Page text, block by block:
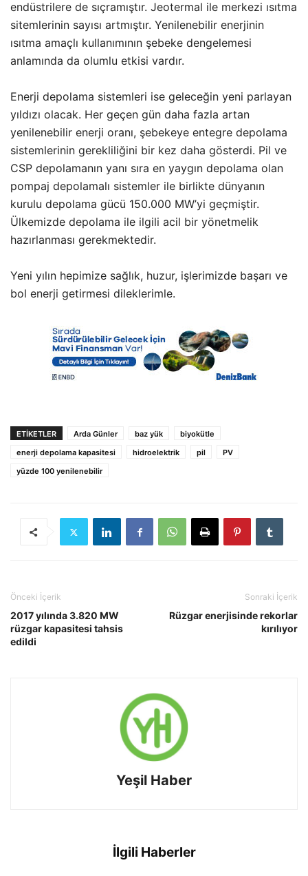
endüstrilere de sıçramıştır. Jeotermal ile merkezi ısıtma
sitemlerinin sayısı artmıştır. Yenilenebilir enerjinin
ısıtma amaçlı kullanımının şebeke dengelemesi
anlamında da olumlu etkisi vardır.
Enerji depolama sistemleri ise geleceğin yeni parlayan
yıldızı olacak. Her geçen gün daha fazla artan
yenilenebilir enerji oranı, şebekeye entegre depolama
sistemlerinin gerekliliğini bir kez daha gösterdi. Pil ve
CSP depolamanın yanı sıra en yaygın depolama olan
pompaj depolamalı sistemler ile birlikte dünyanın
kurulu depolama gücü 150.000 MW’yi geçmiştir.
Ülkemizde depolama ile ilgili acil bir yönetmelik
hazırlanması gerekmektedir.
Yeni yılın hepimize sağlık, huzur, işlerimizde başarı ve
bol enerji getirmesi dileklerimle.
ETIKETLER Arda Günler baz yük
biyokütle
enerji depolama kapasitesi
hidroelektrik pil
PV
yüzde 100 yenilenebilir
Önceki İçerik
2017 yılında 3.820 MW
rüzgar kapasitesi tahsis
edildi
Sonraki İçerik
Rüzgar enerjisinde rekorlar
kırılıyor
Yeşil Haber
İlgili Haberler